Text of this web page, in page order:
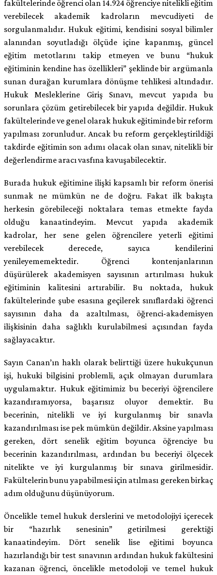
fakültelerinde öğrenci olan 14.924 öğrenciye nitelikli eğitim
verebilecek akademik kadroların mevcudiyeti de
sorgulanmalıdır. Hukuk eğitimi, kendisini sosyal bilimler
alanından soyutladığı ölçüde içine kapanmış, güncel
eğitim metotlarını takip etmeyen ve bunu “hukuk
eğitiminin kendine has özellikleri” şeklinde bir argümanla
sunan durağan kurumlara dönüşme tehlikesi altındadır.
Hukuk Mesleklerine Giriş Sınavı, mevcut yapıda bu
sorunlara çözüm getirebilecek bir yapıda değildir. Hukuk
fakültelerinde ve genel olarak hukuk eğitiminde bir reform
yapılması zorunludur. Ancak bu reform gerçekleştirildiği
takdirde eğitimin son adımı olacak olan sınav, nitelikli bir
değerlendirme aracı vasfına kavuşabilecektir.
Burada hukuk eğitimine ilişki kapsamlı bir reform önerisi
sunmak ne mümkün ne de doğru. Fakat ilk bakışta
herkesin görebileceği noktalara temas etmekte fayda
olduğu kanaatindeyim. Mevcut yapıda akademik
kadrolar, her sene gelen öğrencilere yeterli eğitimi
verebilecek derecede, sayıca kendilerini
yenileyememektedir. Öğrenci kontenjanlarının
düşürülerek akademisyen sayısının artırılması hukuk
eğitiminin kalitesini artırabilir. Bu noktada, hukuk
fakültelerinde şube esasına geçilerek sınıflardaki öğrenci
sayısının daha da azaltılması, öğrenci-akademisyen
ilişkisinin daha sağlıklı kurulabilmesi açısından fayda
sağlayacaktır.
Sayın Canan’ın haklı olarak belirttiği üzere hukukçunun
işi, hukuki bilgisini problemli, açık olmayan durumlara
uygulamaktır. Hukuk eğitimimiz bu beceriyi öğrencilere
kazandıramıyorsa, başarısız oluyor demektir. Bu
becerinin, nitelikli ve iyi kurgulanmış bir sınavla
kazandırılması ise pek mümkün değildir. Aksine yapılması
gereken, dört senelik eğitim boyunca öğrenciye bu
becerinin kazandırılması, ardından bu beceriyi ölçecek
nitelikte ve iyi kurgulanmış bir sınava girilmesidir.
Fakültelerin bunu yapabilmesi için atılması gereken birkaç
adım olduğunu düşünüyorum.
Öncelikle temel hukuk derslerini ve metodolojiyi içerecek
bir “hazırlık senesinin” getirilmesi gerektiği
kanaatindeyim. Dört senelik lise eğitimi boyunca
hazırlandığı bir test sınavının ardından hukuk fakültesini
kazanan öğrenci, öncelikle metodoloji ve temel hukuk